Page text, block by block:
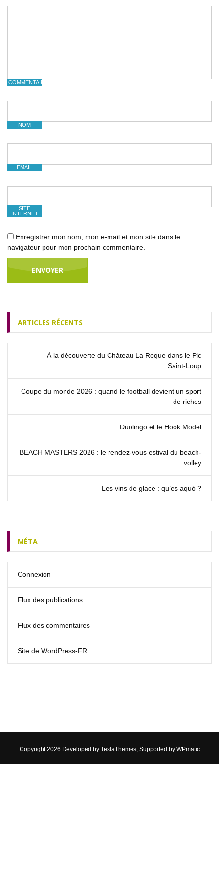
COMMENTAIRE
NOM
EMAIL
SITE
INTERNET
Enregistrer mon nom, mon e-mail et mon site dans le
navigateur pour mon prochain commentaire.
ARTICLES RÉCENTS
À la découverte du Château La Roque dans le Pic
Saint‑Loup
Coupe du monde 2026 : quand le football devient un sport
de riches
Duolingo et le Hook Model
BEACH MASTERS 2026 : le rendez‑vous estival du beach-
volley
Les vins de glace : qu’es aquò ?
MÉTA
Connexion
Flux des publications
Flux des commentaires
Site de WordPress-FR
Copyright 2026 Developed by TeslaThemes, Supported by WPmatic